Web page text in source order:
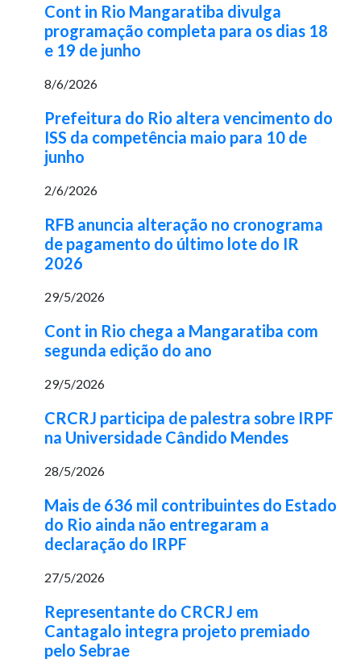
Cont in Rio Mangaratiba divulga
programação completa para os dias 18
e 19 de junho
8/6/2026
Prefeitura do Rio altera vencimento do
ISS da competência maio para 10 de
junho
2/6/2026
RFB anuncia alteração no cronograma
de pagamento do último lote do IR
2026
29/5/2026
Cont in Rio chega a Mangaratiba com
segunda edição do ano
29/5/2026
CRCRJ participa de palestra sobre IRPF
na Universidade Cândido Mendes
28/5/2026
Mais de 636 mil contribuintes do Estado
do Rio ainda não entregaram a
declaração do IRPF
27/5/2026
Representante do CRCRJ em
Cantagalo integra projeto premiado
pelo Sebrae